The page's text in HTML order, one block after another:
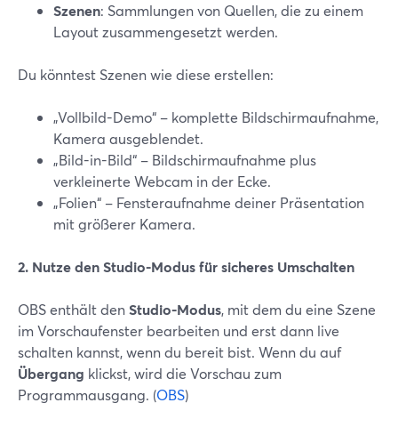
Szenen: Sammlungen von Quellen, die zu einem
Layout zusammengesetzt werden.
Du könntest Szenen wie diese erstellen:
„Vollbild-Demo“ – komplette Bildschirmaufnahme,
Kamera ausgeblendet.
„Bild-in-Bild“ – Bildschirmaufnahme plus
verkleinerte Webcam in der Ecke.
„Folien“ – Fensteraufnahme deiner Präsentation
mit größerer Kamera.
2. Nutze den Studio-Modus für sicheres Umschalten
OBS enthält denStudio-Modus, mit dem du eine Szene
im Vorschaufenster bearbeiten und erst dann live
schalten kannst, wenn du bereit bist. Wenn du auf
Übergang klickst, wird die Vorschau zum
Programmausgang. (OBS)